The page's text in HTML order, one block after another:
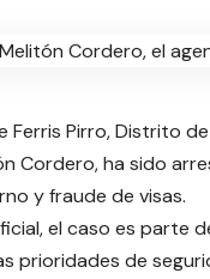
Ferris Pirro, Distrito
Cordero, ha sido
y fraude de visas.
el caso es parte
prioridades de